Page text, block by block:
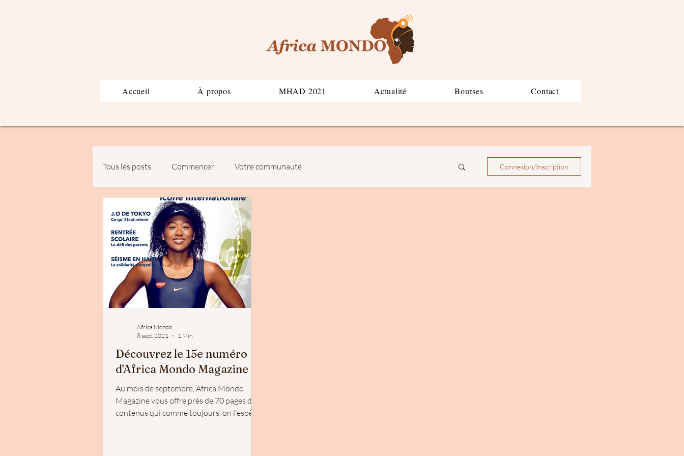
Accueil À propos MHAD 2021 Actualité Bourses Contact
Tous les posts Commencer Votre communauté Connexion/Inscription
Africa Mondo
8 sept. 2021
1 Min
Découvrez le 15e numéro
d'Africa Mondo Magazine
Au mois de septembre, Africa Mondo
Magazine vous offre près de 70 pages de
contenus qui comme toujours, on l'espère,